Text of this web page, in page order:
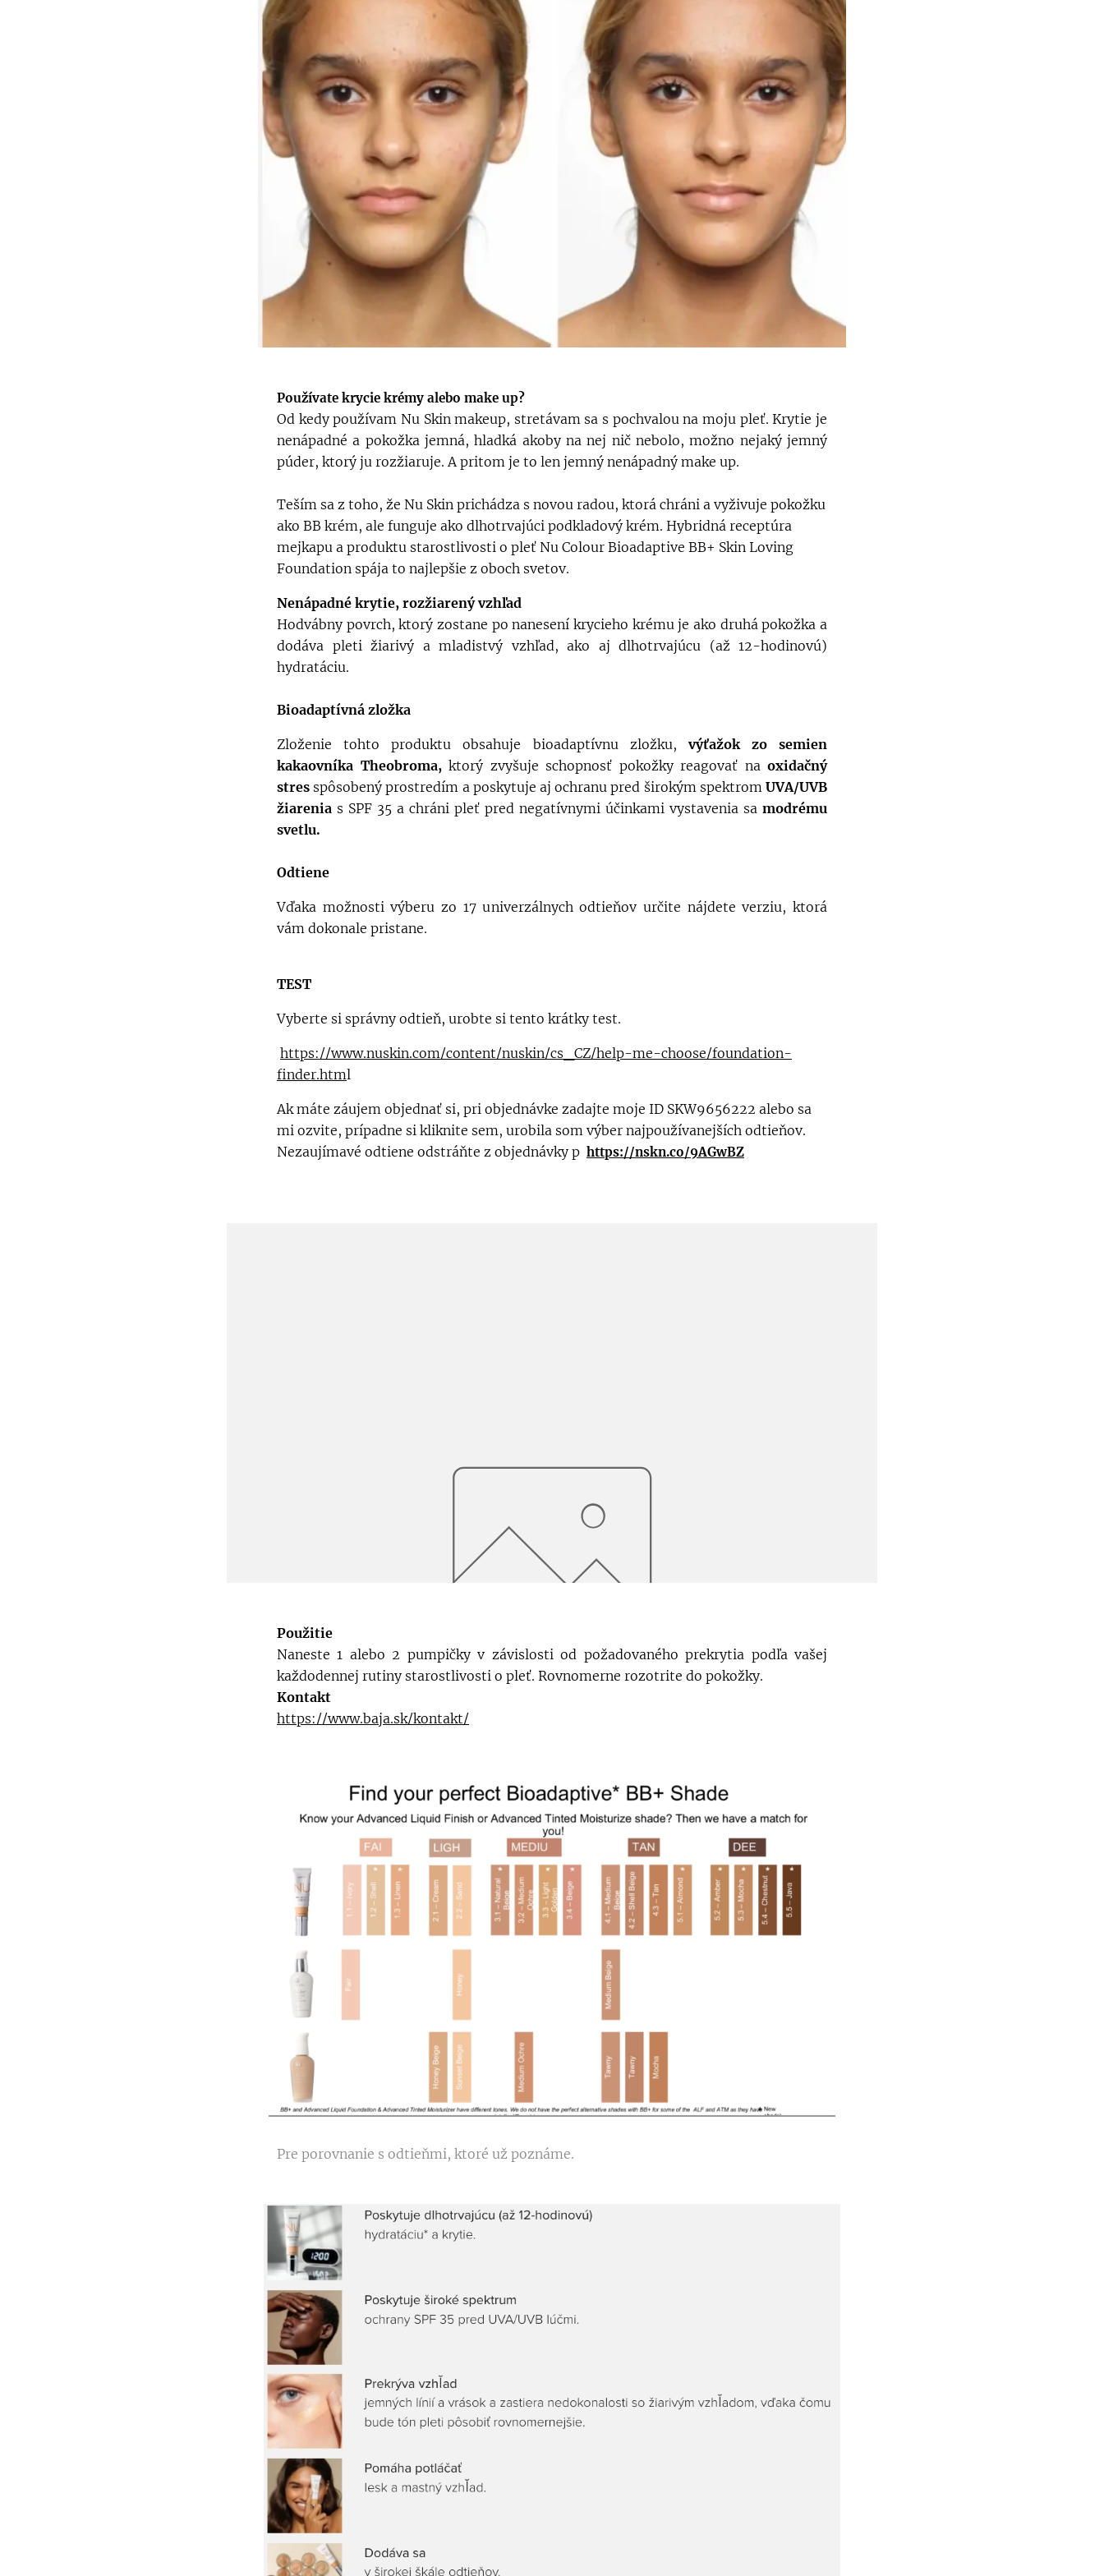
Používate krycie krémy alebo make up?
Od kedy používam Nu Skin makeup, stretávam sa s pochvalou na moju pleť. Krytie je
nenápadné a pokožka jemná, hladká akoby na nej nič nebolo, možno nejaký jemný
púder, ktorý ju rozžiaruje. A pritom je to len jemný nenápadný make up.
Teším sa z toho, že Nu Skin prichádza s novou radou, ktorá chráni a vyživuje pokožku
ako BB krém, ale funguje ako dlhotrvajúci podkladový krém. Hybridná receptúra
mejkapu a produktu starostlivosti o pleť Nu Colour Bioadaptive BB+ Skin Loving
Foundation spája to najlepšie z oboch svetov.
Nenápadné krytie, rozžiarený vzhľad
Hodvábny povrch, ktorý zostane po nanesení krycieho krému je ako druhá pokožka a
dodáva pleti žiarivý a mladistvý vzhľad, ako aj dlhotrvajúcu (až 12-hodinovú)
hydratáciu.
Bioadaptívná zložka
Zloženie tohto produktu obsahuje bioadaptívnu zložku,výťažok zo semien
kakaovníka Theobroma,ktorý zvyšuje schopnosť pokožky reagovať na oxidačný
stres spôsobený prostredím a poskytuje aj ochranu pred širokým spektromUVA/UVB
žiarenia s SPF 35 a chráni pleť pred negatívnymi účinkami vystavenia sa modrému
svetlu.
Odtiene
Vďaka možnosti výberu zo 17 univerzálnych odtieňov určite nájdete verziu, ktorá
vám dokonale pristane.
TEST
Vyberte si správny odtieň, urobte si tento krátky test.
https://www.nuskin.com/content/nuskin/cs_CZ/help-me-choose/foundation-
finder.html
Ak máte záujem objednať si, pri objednávke zadajte moje ID SKW9656222 alebo sa
mi ozvite, prípadne si kliknite sem, urobila som výber najpoužívanejších odtieňov.
Nezaujímavé odtiene odstráňte z objednávky p https://nskn.co/9AGwBZ
Použitie
Naneste 1 alebo 2 pumpičky v závislosti od požadovaného prekrytia podľa vašej
každodennej rutiny starostlivosti o pleť. Rovnomerne rozotrite do pokožky.
Kontakt
https://www.baja.sk/kontakt/
Pre porovnanie s odtieňmi, ktoré už poznáme.